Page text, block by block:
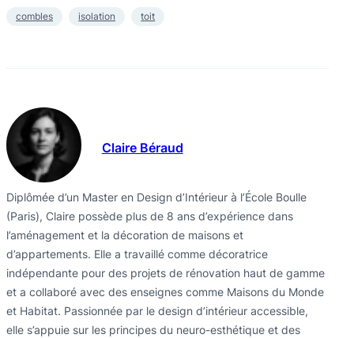
combles isolation toit
Claire Béraud
Diplômée d’un Master en Design d’Intérieur à l’École Boulle
(Paris), Claire possède plus de 8 ans d’expérience dans
l’aménagement et la décoration de maisons et
d’appartements. Elle a travaillé comme décoratrice
indépendante pour des projets de rénovation haut de gamme
et a collaboré avec des enseignes comme Maisons du Monde
et Habitat. Passionnée par le design d’intérieur accessible,
elle s’appuie sur les principes du neuro-esthétique et des